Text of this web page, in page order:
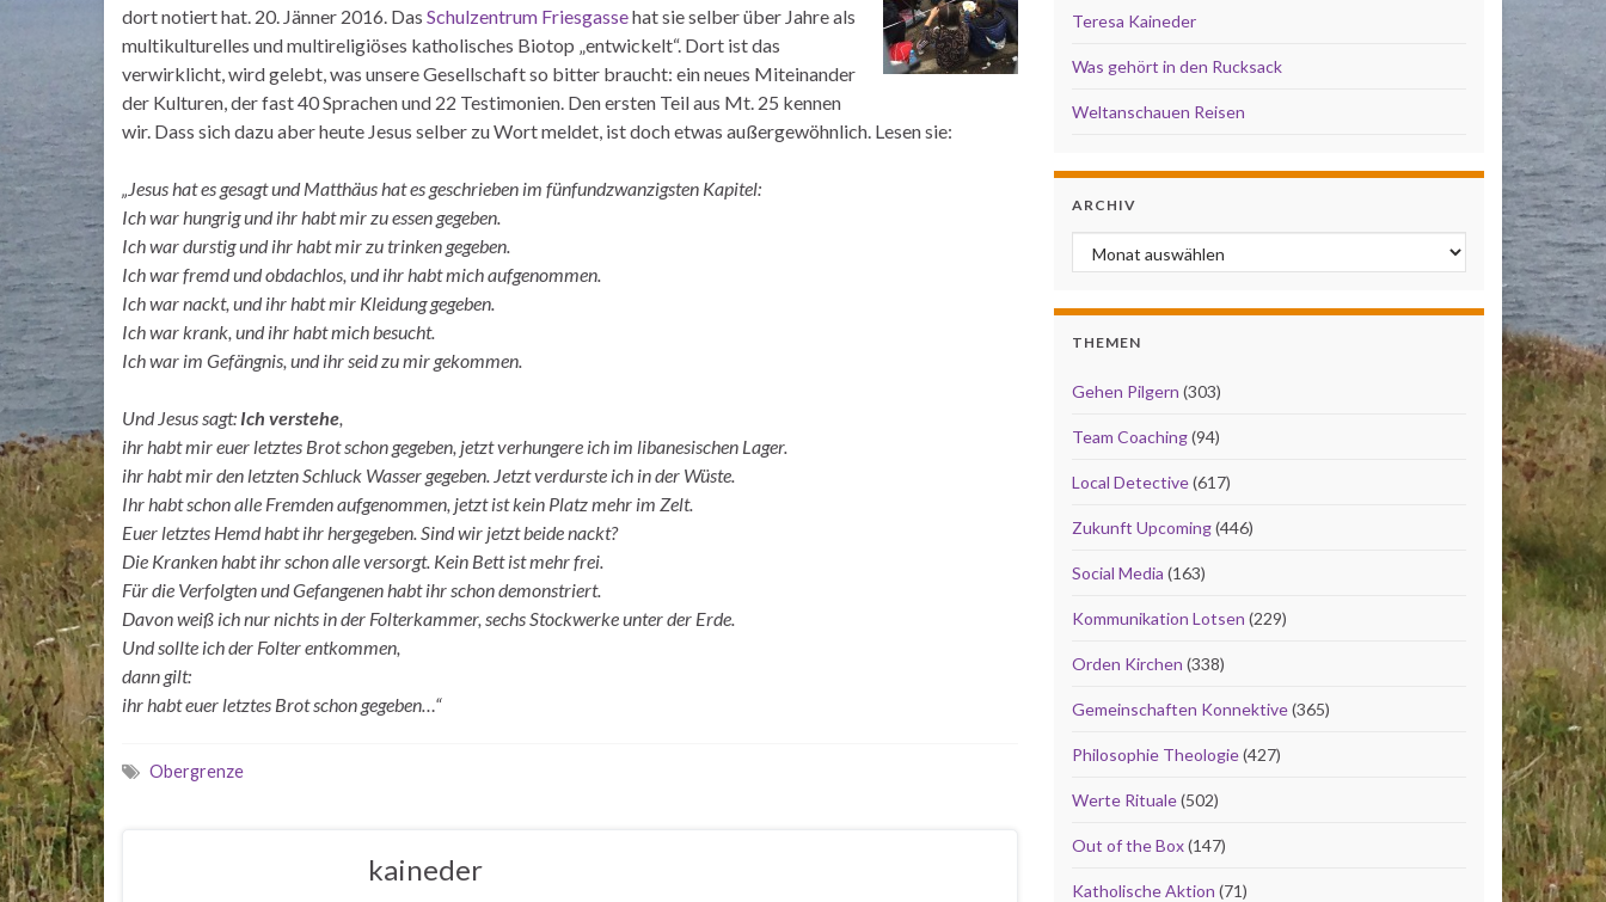
dort notiert hat. 20. Jänner 2016. Das Schulzentrum Friesgassehat sie selber über Jahre als
multikulturelles und multireligiöses katholisches Biotop „entwickelt“. Dort ist das
verwirklicht, wird gelebt, was unsere Gesellschaft so bitter braucht: ein neues Miteinander
der Kulturen, der fast 40 Sprachen und 22 Testimonien. Den ersten Teil aus Mt. 25 kennen
wir. Dass sich dazu aber heute Jesus selber zu Wort meldet, ist doch etwas außergewöhnlich. Lesen sie:
„Jesus hat es gesagt und Matthäus hat es geschrieben im fünfundzwanzigsten Kapitel:
Ich war hungrig und ihr habt mir zu essen gegeben.
Ich war durstig und ihr habt mir zu trinken gegeben.
Ich war fremd und obdachlos, und ihr habt mich aufgenommen.
Ich war nackt, und ihr habt mir Kleidung gegeben.
Ich war krank, und ihr habt mich besucht.
Ich war im Gefängnis, und ihr seid zu mir gekommen.
Und Jesus sagt: Ich verstehe,
ihr habt mir euer letztes Brot schon gegeben, jetzt verhungere ich im libanesischen Lager.
ihr habt mir den letzten Schluck Wasser gegeben. Jetzt verdurste ich in der Wüste.
Ihr habt schon alle Fremden aufgenommen, jetzt ist kein Platz mehr im Zelt.
Euer letztes Hemd habt ihr hergegeben. Sind wir jetzt beide nackt?
Die Kranken habt ihr schon alle versorgt. Kein Bett ist mehr frei.
Für die Verfolgten und Gefangenen habt ihr schon demonstriert.
Davon weiß ich nur nichts in der Folterkammer, sechs Stockwerke unter der Erde.
Und sollte ich der Folter entkommen,
dann gilt:
ihr habt euer letztes Brot schon gegeben…“
Obergrenze
kaineder
Teresa Kaineder
Was gehört in den Rucksack
Weltanschauen Reisen
ARCHIV
Archiv
THEMEN
Gehen Pilgern (303)
Team Coaching(94)
Local Detective(617)
Zukunft Upcoming(446)
Social Media (163)
Kommunikation Lotsen (229)
Orden Kirchen (338)
Gemeinschaften Konnektive(365)
Philosophie Theologie(427)
Werte Rituale(502)
Out of the Box(147)
Katholische Aktion (71)